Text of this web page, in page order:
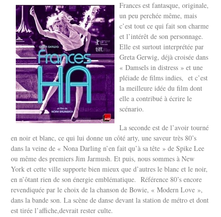
Frances est fantasque, originale,
un peu perchée même, mais
c’est tout ce qui fait son charme
et l’intérêt de son personnage.
Elle est surtout interprétée par
Greta Gerwig, déjà croisée dans
« Damsels in distress » et une
pléiade de films indies, et c’est
la meilleure idée du film dont
elle a contribué à écrire le
scénario.
La seconde est de l’avoir tourné
en noir et blanc, ce qui lui donne un côté arty, une saveur très 80’s
dans la veine de « Nona Darling n’en fait qu’à sa tête » de Spike Lee
ou même des premiers Jim Jarmush. Et puis, nous sommes à New
York et cette ville supporte bien mieux que d’autres le blanc et le noir,
en n’ôtant rien de son énergie emblématique. Référence 80’s encore
revendiquée par le choix de la chanson de Bowie, « Modern Love »,
dans la bande son. La scène de danse devant la station de métro et dont
est tirée l’affiche,devrait rester culte.